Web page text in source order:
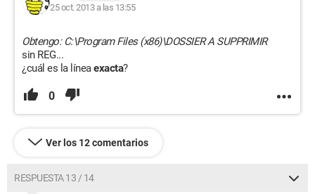
25 oct. 2013 a las 13:55
Obtengo: C:\Program Files (x86)\DOSSIER A SUPPRIMIR
sin REG...
¿cuál es la línea exacta?
0
Ver los 12 comentarios
RESPUESTA 13 / 14